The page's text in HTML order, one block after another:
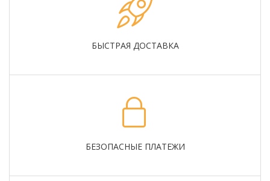
БЫСТРАЯ ДОСТАВКА
БЕЗОПАСНЫЕ ПЛАТЕЖИ